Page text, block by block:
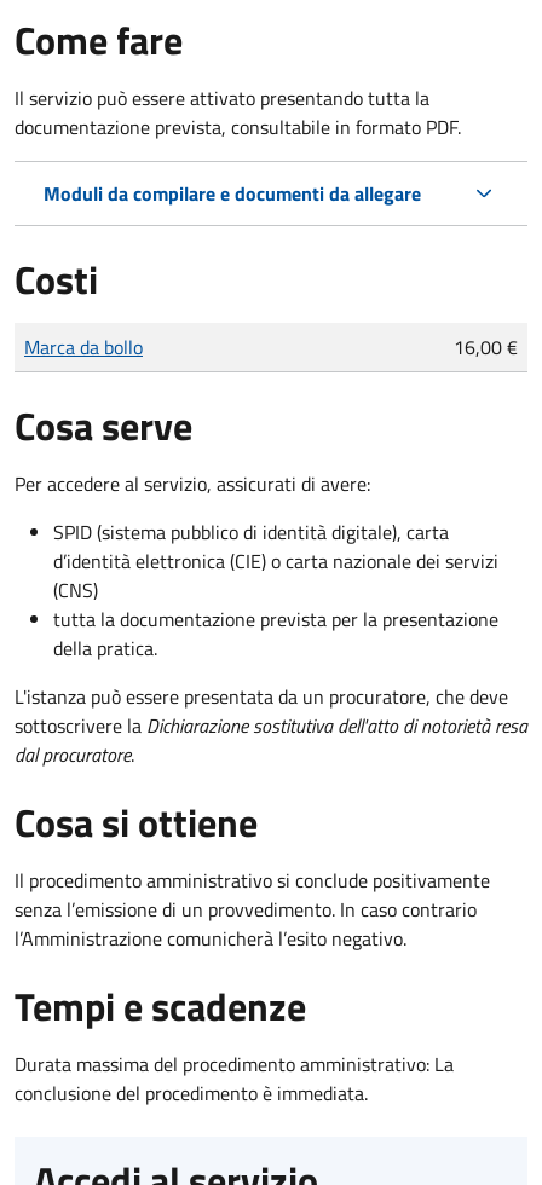
Come fare
Il servizio può essere attivato presentando tutta la
documentazione prevista, consultabile in formato PDF.
Moduli da compilare e documenti da allegare
Costi
Tipo di pagamento
Importo
Marca da bollo 16,00 €
Cosa serve
Per accedere al servizio, assicurati di avere:
SPID (sistema pubblico di identità digitale), carta
d’identità elettronica (CIE) o carta nazionale dei servizi
(CNS)
tutta la documentazione prevista per la presentazione
della pratica.
L'istanza può essere presentata da un procuratore, che deve
sottoscrivere la Dichiarazione sostitutiva dell'atto di notorietà resa
dal procuratore.
Cosa si ottiene
Il procedimento amministrativo si conclude positivamente
senza l’emissione di un provvedimento. In caso contrario
l’Amministrazione comunicherà l’esito negativo.
Tempi e scadenze
Durata massima del procedimento amministrativo: La
conclusione del procedimento è immediata.